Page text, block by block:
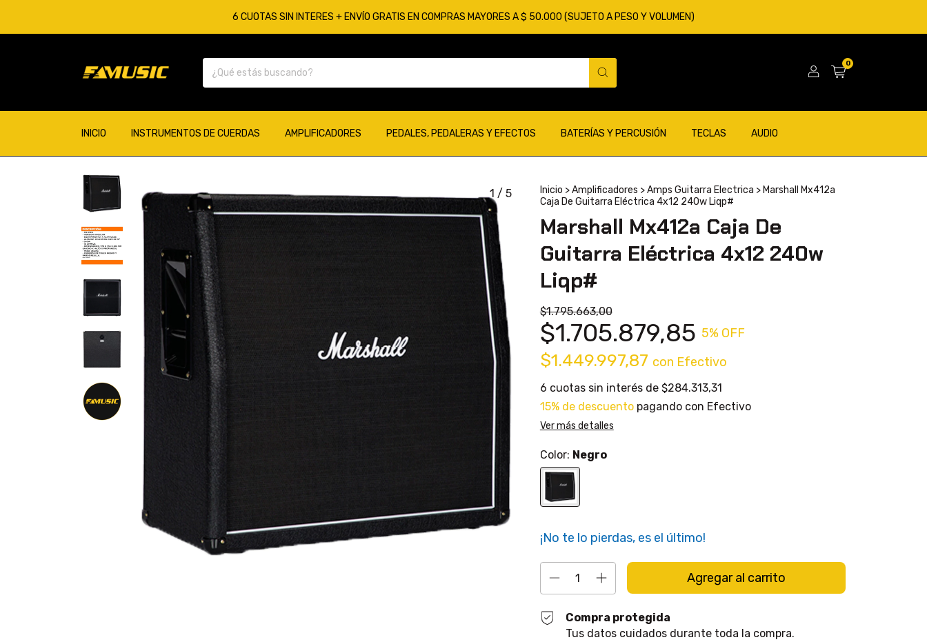
6 CUOTAS SIN INTERES + ENVÍO GRATIS EN COMPRAS MAYORES A $ 50.000 (SUJETO A PESO Y VOLUMEN)
0
INICIO INSTRUMENTOS DE CUERDAS AMPLIFICADORES PEDALES, PEDALERAS Y EFECTOS BATERÍAS Y PERCUSIÓN TECLAS AUDIO
1 / 5 Inicio >Amplificadores >Amps Guitarra Electrica > Marshall Mx412a
Caja De Guitarra Eléctrica 4x12 240w Liqp#
Marshall Mx412a Caja De
Guitarra Eléctrica 4x12 240w
Liqp#
$1.795.663,00
$1.705.879,85 5% OFF
$1.449.997,87 con Efectivo
6 cuotas sin interés de $284.313,31
15% de descuentopagando con Efectivo
Ver más detalles
Color: Negro
¡No te lo pierdas, es el último!
Compra protegida
Tus datos cuidados durante toda la compra.